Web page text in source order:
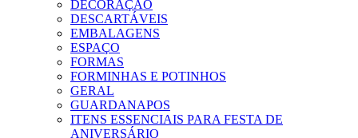
DECORAÇÃO
DESCARTÁVEIS
EMBALAGENS
ESPAÇO
FORMAS
FORMINHAS E POTINHOS
GERAL
GUARDANAPOS
ITENS ESSENCIAIS PARA FESTA DE
ANIVERSÁRIO